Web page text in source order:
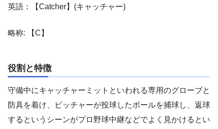
英語：【Catcher】(キャッチャー)
略称: 【C】
役割と特徴
守備中にキャッチャーミットといわれる専用のグローブと
防具を着け、ピッチャーが投球したボールを捕球し、返球
するというシーンがプロ野球中継などでよく見かけるとい